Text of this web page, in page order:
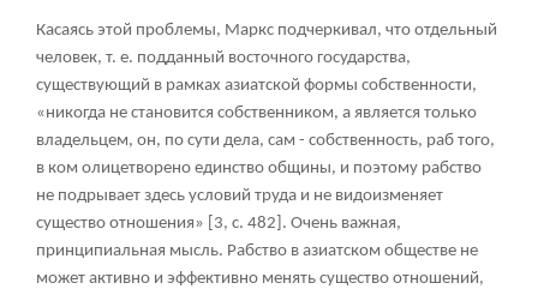
Касаясь этой проблемы, Маркс подчеркивал, что отдельный
человек, т. е. подданный восточного государства,
существующий в рамках азиатской формы собственности,
«никогда не становится собственником, а является только
владельцем, он, по сути дела, сам - собственность, раб того,
в ком олицетворено единство общины, и поэтому рабство
не подрывает здесь условий труда и не видоизменяет
существо отношения» [3, с. 482]. Очень важная,
принципиальная мысль. Рабство в азиатском обществе не
может активно и эффективно менять существо отношений,